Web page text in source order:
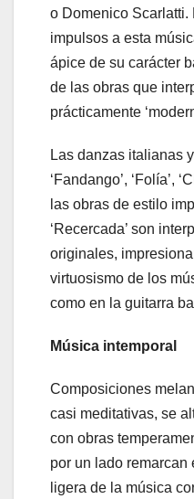
o Domenico
impulsos a esta
ápice de su carácter
de las obras que
prácticamente
Las danzas italianas
‘Fandango’, ‘Folía’,
las obras de estilo
‘Recercada’ son
originales,
virtuosismo de los
como en la guitarra
Música intemporal
Composiciones
casi meditativas, se
con obras
por un lado remarcan
ligera de la música